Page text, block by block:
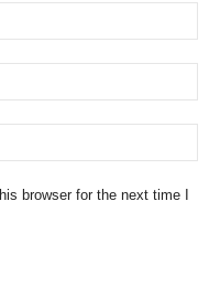
browser for the next time I